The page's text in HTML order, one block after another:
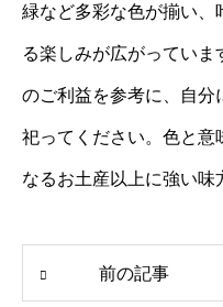
緑など多彩な色が揃い、
る楽しみが広がっていま
のご利益を参考に、自分
祀ってください。色と意
なるお土産以上に強い味
前の記事